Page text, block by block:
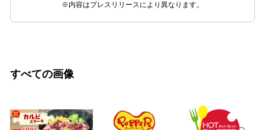
※内容はプレスリリースにより異なります。
すべての画像